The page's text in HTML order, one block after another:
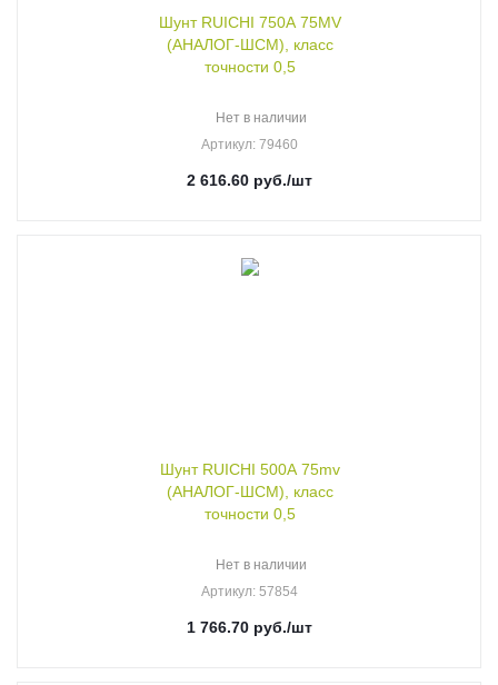
Шунт RUICHI 750А 75MV
(АНАЛОГ-ШСМ), класс
точности 0,5
Нет в наличии
Артикул: 79460
2 616.60 руб./шт
Шунт RUICHI 500А 75mv
(АНАЛОГ-ШСМ), класс
точности 0,5
Нет в наличии
Артикул: 57854
1 766.70 руб./шт